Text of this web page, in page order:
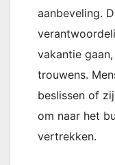
aanbeveling.
vakantie
trouwens.
beslissen of
om naar het
vertrekken.